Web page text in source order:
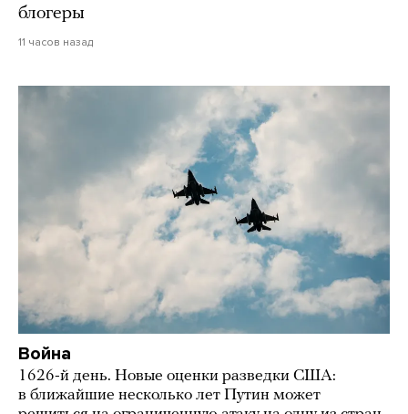
блогеры
11 часов назад
Война
1626-й день. Новые оценки разведки США:
в ближайшие несколько лет Путин может